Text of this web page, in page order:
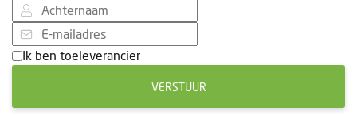
Ik ben toeleverancier
VERSTUUR